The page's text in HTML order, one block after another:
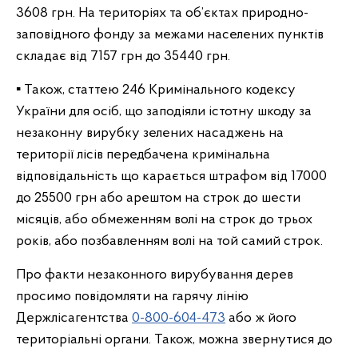
3608 грн. На територіях та об’єктах природно-
заповідного фонду за межами населених пунктів
складає від 7157 грн до 35440 грн.
▪️ Також, статтею 246 Кримінального кодексу
України для осіб, що заподіяли істотну шкоду за
незаконну вирубку зелених насаджень на
території лісів передбачена кримінальна
відповідальність що карається штрафом від 17000
до 25500 грн або арештом на строк до шести
місяців, або обмеженням волі на строк до трьох
років, або позбавленням волі на той самий строк.
Про факти незаконного вирубування дерев
просимо повідомляти на гарячу лінію
Держлісагентства 0-800-604-473 або ж його
територіальні органи. Також, можна звернутися до